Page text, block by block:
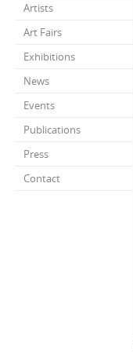
Artists
Art Fairs
Exhibitions
News
Events
Publications
Press
Contact